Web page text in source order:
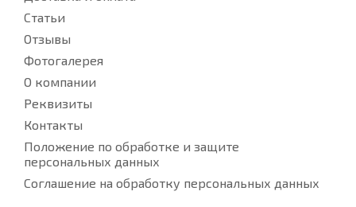
Статьи
Отзывы
Фотогалерея
О компании
Реквизиты
Контакты
Положение по обработке и защите
персональных данных
Соглашение на обработку персональных данных